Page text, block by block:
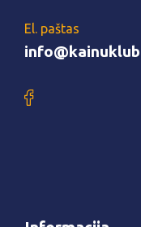
El. paštas